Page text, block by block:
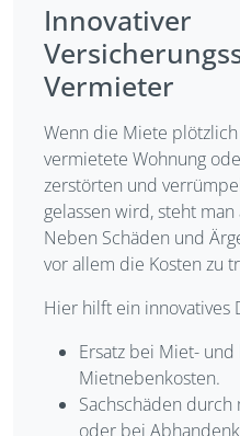
Innovativer
Vermieter
Wenn die Miete
vermietete Wohnung
zerstörten und
gelassen wird, steht
Neben Schäden und
vor allem die Kosten zu
Hier hilft ein innovatives
Ersatz bei Miet-
Mietnebenkosten.
Sachschäden
oder bei